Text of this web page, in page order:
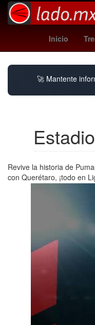
Inicio
Dólar
🚀 Mantente
Revive la historia de
con Querétaro, ¡todo en